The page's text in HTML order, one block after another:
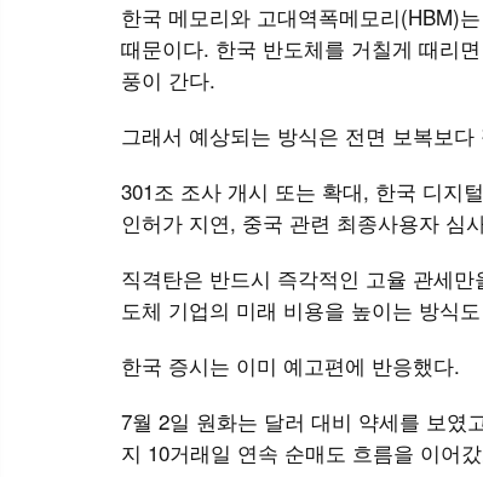
한국 메모리와 고대역폭메모리(HBM)
때문이다. 한국 반도체를 거칠게 때리
풍이 간다.
그래서 예상되는 방식은 전면 보복보
301조 조사 개시 또는 확대, 한국 디지
인허가 지연, 중국 관련 최종사용자 심
직격탄은 반드시 즉각적인 고율 관세
도체 기업의 미래 비용을 높이는 방식
한국 증시는 이미 예고편에 반응했다.
7월 2일 원화는 달러 대비 약세를 보였
지 10거래일 연속 순매도 흐름을 이어